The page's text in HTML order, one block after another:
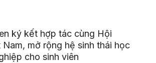
ký kết hợp tác cùng Hội
mở rộng hệ sinh thái học
cho sinh viên